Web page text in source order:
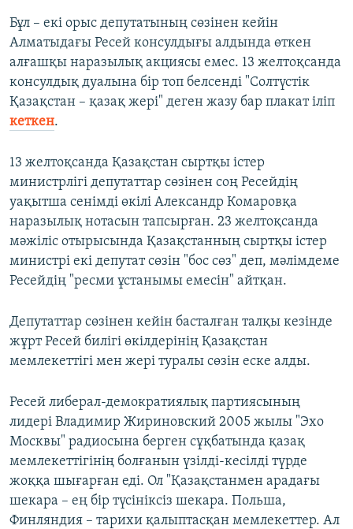
Бұл – екі орыс депутатының сөзінен кейін
Алматыдағы Ресей консулдығы алдында өткен
алғашқы наразылық акциясы емес. 13 желтоқсанда
консулдық дуалына бір топ белсенді "Солтүстік
Қазақстан – қазақ жері" деген жазу бар плакат іліп
кеткен.
13 желтоқсанда Қазақстан сыртқы істер
министрлігі депутаттар сөзінен соң Ресейдің
уақытша сенімді өкілі Александр Комаровқа
наразылық нотасын тапсырған. 23 желтоқсанда
мәжіліс отырысында Қазақстанның сыртқы істер
министрі екі депутат сөзін "бос сөз" деп, мәлімдеме
Ресейдің "ресми ұстанымы емесін" айтқан.
Депутаттар сөзінен кейін басталған талқы кезінде
жұрт Ресей билігі өкілдерінің Қазақстан
мемлекеттігі мен жері туралы сөзін еске алды.
Ресей либерал-демократиялық партиясының
лидері Владимир Жириновский 2005 жылы "Эхо
Москвы" радиосына берген сұқбатында қазақ
мемлекеттігінің болғанын үзілді-кесілді түрде
жоққа шығарған еді. Ол "Қазақстанмен арадағы
шекара – ең бір түсініксіз шекара. Польша,
Финляндия – тарихи қалыптасқан мемлекеттер. Ал